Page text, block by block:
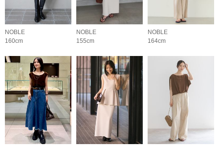
NOBLE
160cm
NOBLE
155cm
NOBLE
164cm